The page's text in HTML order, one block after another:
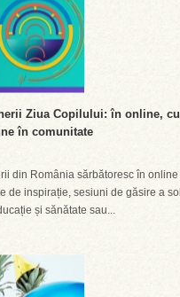
Ziua Copilului: în online,
în comunitate
din România sărbătoresc în
de inspirație, sesiuni de găsire a
și sănătate sau...